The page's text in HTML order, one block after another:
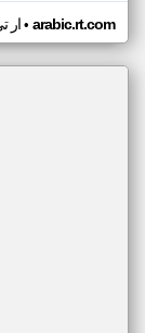
ار• arabic.rt.com